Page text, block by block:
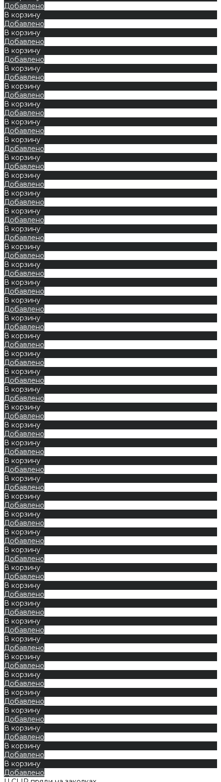
Добавлено
В корзину
Добавлено
В корзину
Добавлено
В корзину
Добавлено
В корзину
Добавлено
В корзину
Добавлено
В корзину
Добавлено
В корзину
Добавлено
В корзину
Добавлено
В корзину
Добавлено
В корзину
Добавлено
В корзину
Добавлено
В корзину
Добавлено
В корзину
Добавлено
В корзину
Добавлено
В корзину
Добавлено
В корзину
Добавлено
В корзину
Добавлено
В корзину
Добавлено
В корзину
Добавлено
В корзину
Добавлено
В корзину
Добавлено
В корзину
Добавлено
В корзину
Добавлено
В корзину
Добавлено
В корзину
Добавлено
В корзину
Добавлено
В корзину
Добавлено
В корзину
Добавлено
В корзину
Добавлено
В корзину
Добавлено
В корзину
Добавлено
В корзину
Добавлено
В корзину
Добавлено
В корзину
Добавлено
В корзину
Добавлено
В корзину
Добавлено
В корзину
Добавлено
В корзину
Добавлено
В корзину
Добавлено
В корзину
Добавлено
В корзину
Добавлено
В корзину
Добавлено
В корзину
Добавлено